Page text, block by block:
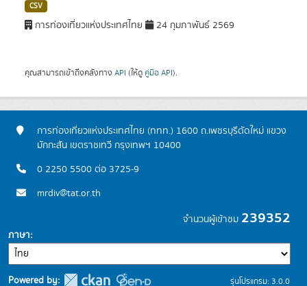
CSV
การท่องเที่ยวแห่งประเทศไทย 24 กุมภาพันธ์ 2569
คุณสามารถเข้าถึงคลังทาง API (ให้ดู คู่มือ API).
การท่องเที่ยวแห่งประเทศไทย (ททท.) 1600 ถ.เพชรบุรีตัดใหม่ แขวง
มักกะสัน เขตราชเทวี กรุงเทพฯ 10400
0 2250 5500 ต่อ 3725-9
mrdiv@tat.or.th
จำนวนผู้เข้าชม 239352
ภาษา
Powered by: รุ่นโปรแกรม: 3.0.0